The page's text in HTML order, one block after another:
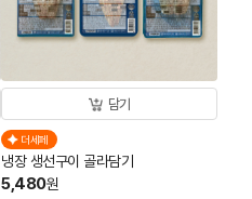
담기
더세페
냉장 생선구이 골라담기
5,480원